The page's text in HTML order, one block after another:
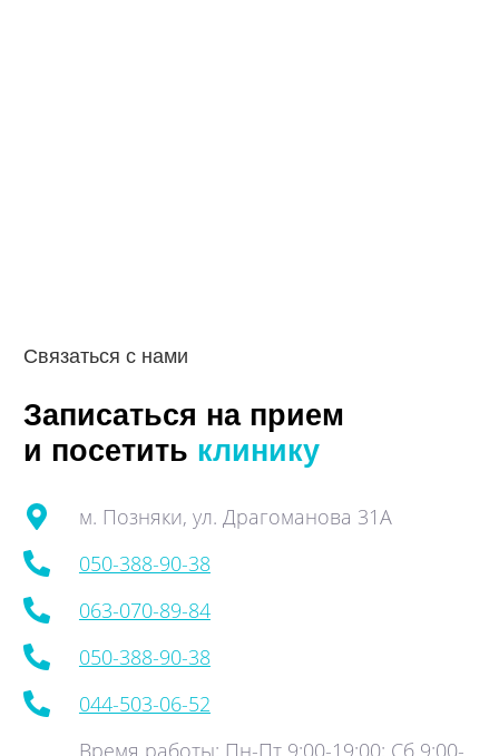
Связаться с нами
Записаться на прием
и посетить клинику
м. Позняки, ул. Драгоманова 31А
050-388-90-38
063-070-89-84
050-388-90-38
044-503-06-52
Время работы: Пн-Пт 9:00-19:00; Сб 9:00-